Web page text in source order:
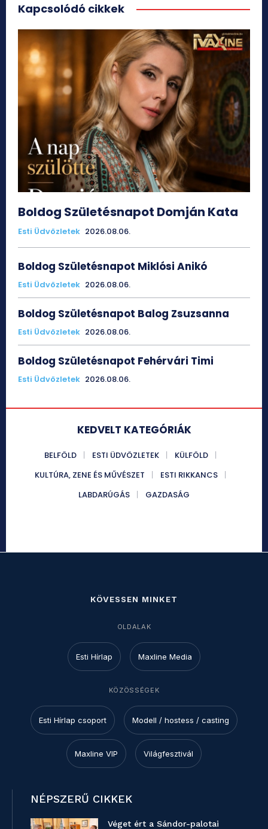
Kapcsolódó cikkek
Boldog Születésnapot Domján Kata
Esti Üdvözletek 2026.08.06.
Boldog Születésnapot Miklósi Anikó
Esti Üdvözletek 2026.08.06.
Boldog Születésnapot Balog Zsuzsanna
Esti Üdvözletek 2026.08.06.
Boldog Születésnapot Fehérvári Timi
Esti Üdvözletek 2026.08.06.
KEDVELT KATEGÓRIÁK
BELFÖLD ESTI ÜDVÖZLETEK
KÜLFÖLD
KULTÚRA, ZENE ÉS MŰVÉSZET
ESTI RIKKANCS
LABDARÚGÁS
GAZDASÁG
KÖVESSEN MINKET
OLDALAK
Esti Hírlap Maxline Media
KÖZÖSSÉGEK
Esti Hírlap csoport Modell / hostess / casting
Maxline VIP Világfesztivál
NÉPSZERŰ CIKKEK
Véget ért a Sándor-palotai